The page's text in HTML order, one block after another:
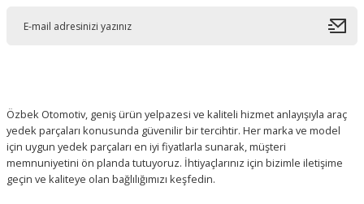
Gönder
Özbek Otomotiv, geniş ürün yelpazesi ve kaliteli hizmet anlayışıyla araç
yedek parçaları konusunda güvenilir bir tercihtir. Her marka ve model
için uygun yedek parçaları en iyi fiyatlarla sunarak, müşteri
memnuniyetini ön planda tutuyoruz. İhtiyaçlarınız için bizimle iletişime
geçin ve kaliteye olan bağlılığımızı keşfedin.